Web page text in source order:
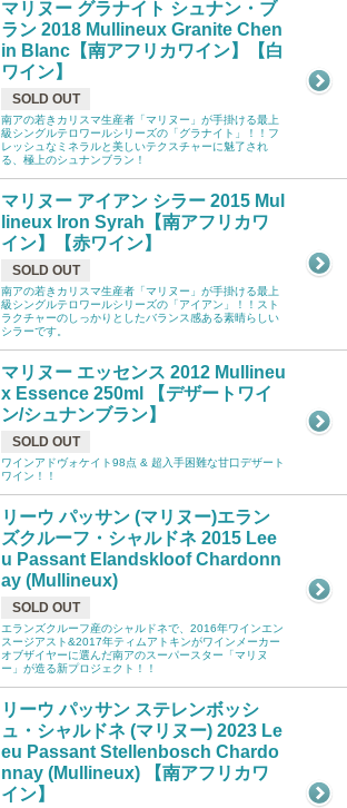
マリヌー グラナイト シュナン・ブ
ラン 2018 Mullineux Granite Chen
in Blanc【南アフリカワイン】【白
ワイン】
SOLD OUT
南アの若きカリスマ生産者「マリヌー」が手掛ける最上
級シングルテロワールシリーズの「グラナイト」！！フ
レッシュなミネラルと美しいテクスチャーに魅了され
る、極上のシュナンブラン！
マリヌー アイアン シラー 2015 Mul
lineux Iron Syrah【南アフリカワ
イン】【赤ワイン】
SOLD OUT
南アの若きカリスマ生産者「マリヌー」が手掛ける最上
級シングルテロワールシリーズの「アイアン」！！スト
ラクチャーのしっかりとしたバランス感ある素晴らしい
シラーです。
マリヌー エッセンス 2012 Mullineu
x Essence 250ml 【デザートワイ
ン/シュナンブラン】
SOLD OUT
ワインアドヴォケイト98点 & 超入手困難な甘口デザート
ワイン！！
リーウ パッサン (マリヌー)エラン
ズクルーフ・シャルドネ 2015 Lee
u Passant Elandskloof Chardonn
ay (Mullineux)
SOLD OUT
エランズクルーフ産のシャルドネで、2016年ワインエン
スージアスト&2017年ティムアトキンがワインメーカー
オブザイヤーに選んだ南アのスーパースター「マリヌ
ー」が造る新プロジェクト！！
リーウ パッサン ステレンボッシ
ュ・シャルドネ (マリヌー) 2023 Le
eu Passant Stellenbosch Chardo
nnay (Mullineux) 【南アフリカワ
イン】